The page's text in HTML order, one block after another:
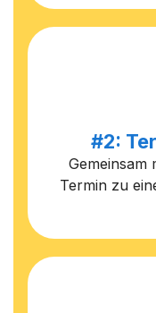
#2:
Gemeinsam
Termin zu